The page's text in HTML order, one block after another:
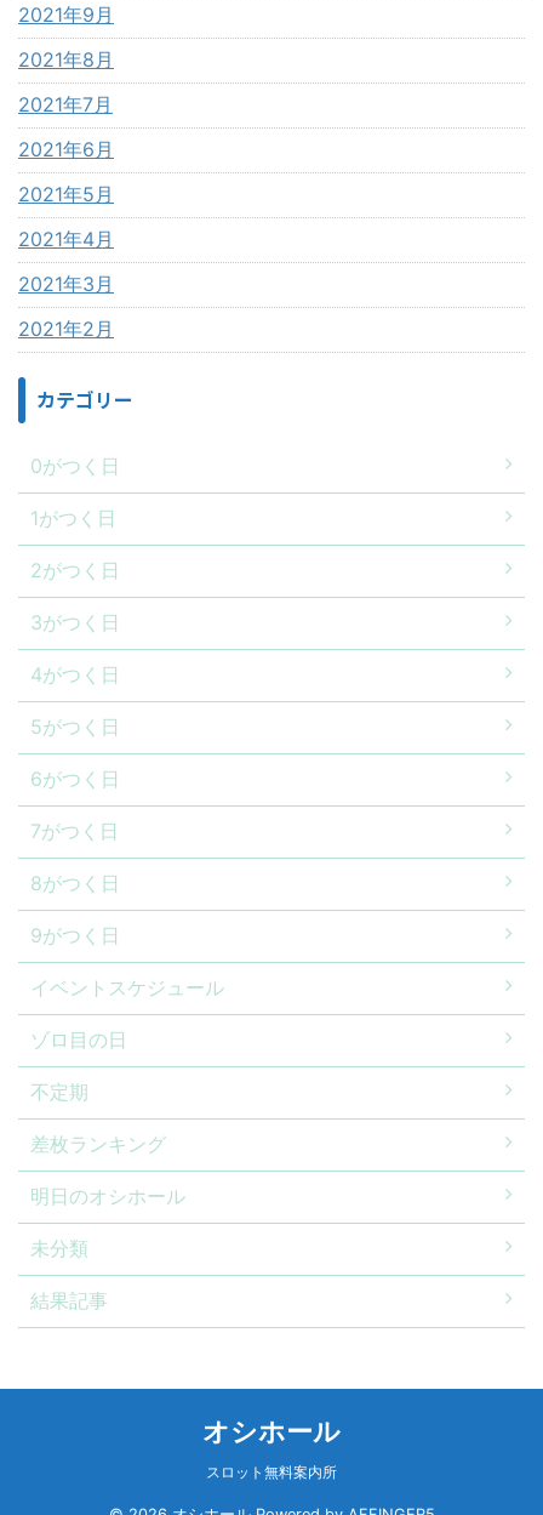
2021年9月
2021年8月
2021年7月
2021年6月
2021年5月
2021年4月
2021年3月
2021年2月
カテゴリー
0がつく日
1がつく日
2がつく日
3がつく日
4がつく日
5がつく日
6がつく日
7がつく日
8がつく日
9がつく日
イベントスケジュール
ゾロ目の日
不定期
差枚ランキング
明日のオシホール
未分類
結果記事
オシホール
スロット無料案内所